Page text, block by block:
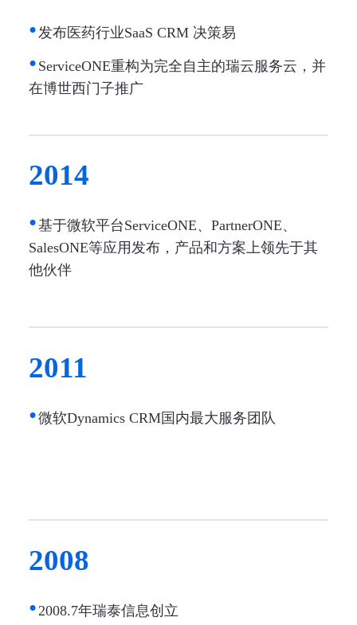
发布医药行业SaaS CRM 决策易
ServiceONE重构为完全自主的瑞云服务云，并
在博世西门子推广
2014
基于微软平台ServiceONE、PartnerONE、
SalesONE等应用发布，产品和方案上领先于其
他伙伴
2011
微软Dynamics CRM国内最大服务团队
2008
2008.7年瑞泰信息创立